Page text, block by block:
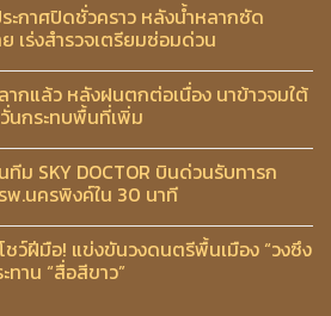
ะกาศปิดชั่วคราว หลังน้ำหลากซัด
เร่งสำรวจเตรียมซ่อมด่วน
ากแล้ว หลังฝนตกต่อเนื่อง นาข้าวจมใต้
นกระทบพื้นที่เพิ่ม
ม SKY DOCTOR บินด่วนรับทารก
.นครพิงค์ใน 30 นาที
ชว์ฝีมือ! แข่งขันวงดนตรีพื้นเมือง “วงซึง
ทาน “สื่อสีขาว”